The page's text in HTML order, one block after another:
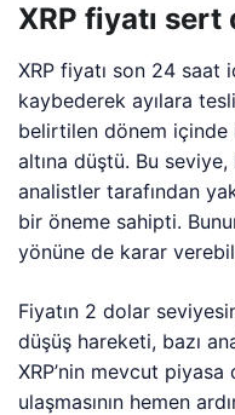
XRP fiyatı sert
XRP fiyatı son 24 saat
kaybederek ayılara
belirtilen dönem
altına düştü. Bu seviye,
analistler tarafından
bir öneme sahipti.
yönüne de karar
Fiyatın 2 dolar
düşüş hareketi, bazı
XRP’nin mevcut
ulaşmasının hemen